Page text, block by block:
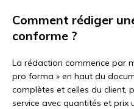
Comment rédiger
conforme ?
La rédaction commence par
pro forma » en haut du
complètes et celles du client,
service avec quantités et prix